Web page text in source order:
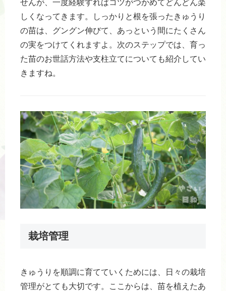
せんが、一度経験すればコツがつかめてどんどん楽
しくなってきます。しっかりと根を張ったきゅうり
の苗は、グングン伸びて、あっという間にたくさん
の実をつけてくれますよ。次のステップでは、育っ
た苗のお世話方法や支柱立てについても紹介してい
きますね。
栽培管理
きゅうりを順調に育てていくためには、日々の栽培
管理がとても大切です。ここからは、苗を植えたあ